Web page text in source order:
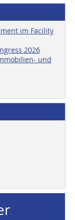
im Facility
2026
und